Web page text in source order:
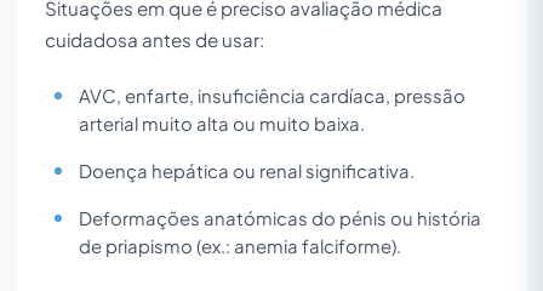
Situações em que é preciso avaliação médica
cuidadosa antes de usar:
AVC, enfarte, insuficiência cardíaca, pressão
arterial muito alta ou muito baixa.
Doença hepática ou renal significativa.
Deformações anatómicas do pénis ou história
de priapismo (ex.: anemia falciforme).